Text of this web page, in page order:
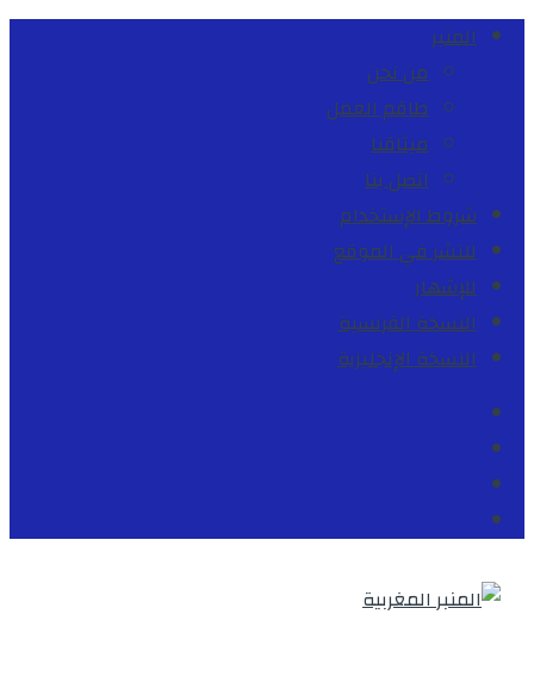
المنبر
من نحن
طاقم العمل
ميثاقنا
اتصل بنا
شروط الإستخدام
للنشر في الموقع
للإشهار
النسخة الفرنسية
النسخة الإنجليزية